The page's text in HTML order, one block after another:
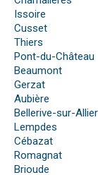
Issoire
Cusset
Thiers
Pont-du-Château
Beaumont
Gerzat
Aubière
Bellerive-sur-Allier
Lempdes
Cébazat
Romagnat
Brioude